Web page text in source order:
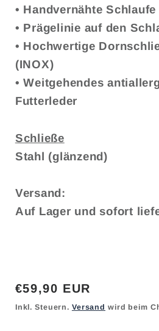
• Handvernähte Schlaufe
• Prägelinie auf den
• Hochwertige
(INOX)
• Weitgehendes
Futterleder
Schließe
Stahl (glänzend)
Versand:
Auf Lager und sofort
Normaler
Preis
€59,90 EUR
Inkl. Steuern. Versand wird beim